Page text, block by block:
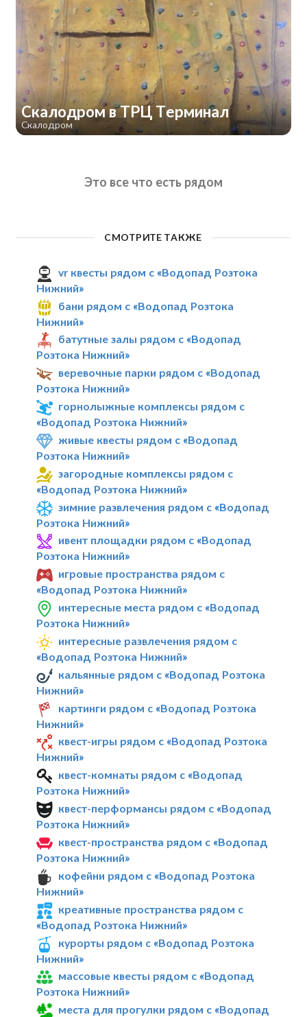
Скалодром в ТРЦ Терминал
Скалодром
Это все что есть рядом
СМОТРИТЕ ТАКЖЕ
vr квесты рядом с «Водопад Розтока
Нижний»
бани рядом с «Водопад Розтока
Нижний»
батутные залы рядом с «Водопад
Розтока Нижний»
веревочные парки рядом с «Водопад
Розтока Нижний»
горнолыжные комплексы рядом с
«Водопад Розтока Нижний»
живые квесты рядом с «Водопад
Розтока Нижний»
загородные комплексы рядом с
«Водопад Розтока Нижний»
зимние развлечения рядом с «Водопад
Розтока Нижний»
ивент площадки рядом с «Водопад
Розтока Нижний»
игровые пространства рядом с
«Водопад Розтока Нижний»
интересные места рядом с «Водопад
Розтока Нижний»
интересные развлечения рядом с
«Водопад Розтока Нижний»
кальянные рядом с «Водопад Розтока
Нижний»
картинги рядом с «Водопад Розтока
Нижний»
квест-игры рядом с «Водопад Розтока
Нижний»
квест-комнаты рядом с «Водопад
Розтока Нижний»
квест-перформансы рядом с «Водопад
Розтока Нижний»
квест-пространства рядом с «Водопад
Розтока Нижний»
кофейни рядом с «Водопад Розтока
Нижний»
креативные пространства рядом с
«Водопад Розтока Нижний»
курорты рядом с «Водопад Розтока
Нижний»
массовые квесты рядом с «Водопад
Розтока Нижний»
места для прогулки рядом с «Водопад